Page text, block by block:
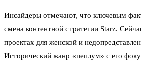
Инсайдеры отмечают, что ключевым
смена контентной стратегии Starz.
проектах для женской и
Исторический жанр «пеплум» с его